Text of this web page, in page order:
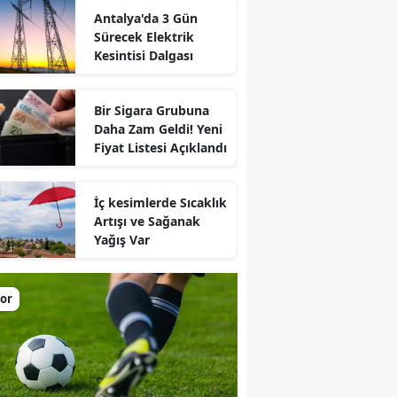
Antalya'da 3 Gün
Sürecek Elektrik
Kesintisi Dalgası
Bir Sigara Grubuna
Daha Zam Geldi! Yeni
Fiyat Listesi Açıklandı
İç kesimlerde Sıcaklık
Artışı ve Sağanak
Yağış Var